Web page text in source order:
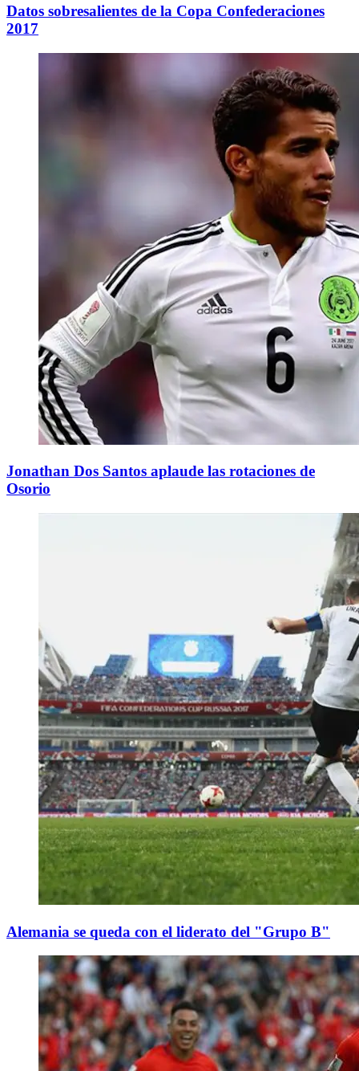
Datos sobresalientes de la Copa Confederaciones
2017
Jonathan Dos Santos aplaude las rotaciones de
Osorio
Alemania se queda con el liderato del "Grupo B"